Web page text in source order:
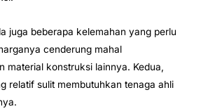
juga beberapa kelemahan yang perlu
cenderung mahal
material konstruksi lainnya. Kedua,
relatif sulit membutuhkan tenaga ahli